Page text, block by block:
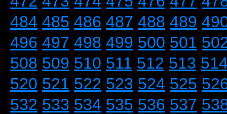
484 485 486 487 488 489
496 497 498 499 500 501
508 509 510 511 512 513
520 521 522 523 524 525
532 533 534 535 536 537